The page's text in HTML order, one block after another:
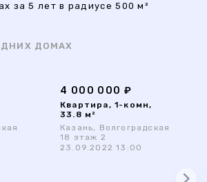
за 5 лет в радиусе 500 м²
ДОМАХ
4 000 000 ₽
Квартира, 1-комн,
33.8 м²
Казань, Волгоградская
18 этаж 2
23.09.2022 13:00